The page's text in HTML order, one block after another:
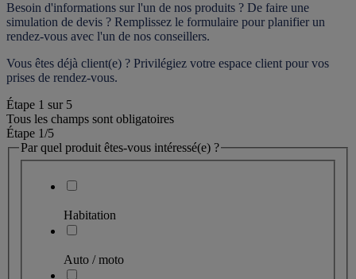
Besoin d'informations sur l'un de nos produits ? De faire une
simulation de devis ? Remplissez le formulaire pour planifier un
rendez-vous avec l'un de nos conseillers.
Vous êtes déjà client(e) ? Privilégiez votre espace client pour vos
prises de rendez-vous.
Étape 1 sur 5
Tous les champs sont obligatoires
Étape 1/5
Par quel produit êtes-vous intéressé(e) ?
Habitation
Auto / moto